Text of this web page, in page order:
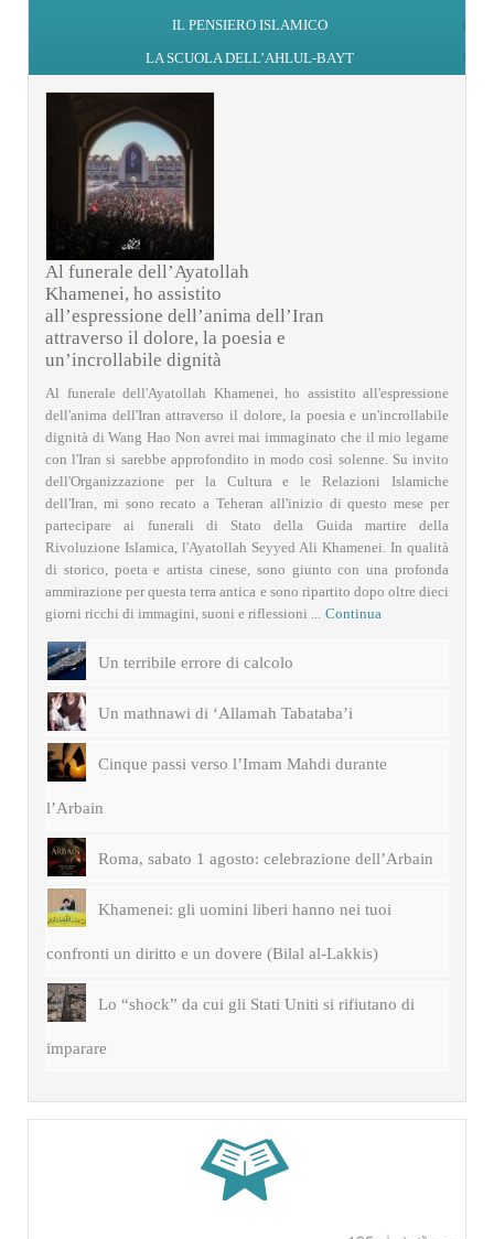
IL PENSIERO ISLAMICO
LA SCUOLA DELL’AHLUL-BAYT
Al funerale dell’Ayatollah
Khamenei, ho assistito
all’espressione dell’anima dell’Iran
attraverso il dolore, la poesia e
un’incrollabile dignità
Al funerale dell'Ayatollah Khamenei, ho assistito all'espressione
dell'anima dell'Iran attraverso il dolore, la poesia e un'incrollabile
dignità di Wang Hao Non avrei mai immaginato che il mio legame
con l'Iran si sarebbe approfondito in modo così solenne. Su invito
dell'Organizzazione per la Cultura e le Relazioni Islamiche
dell'Iran, mi sono recato a Teheran all'inizio di questo mese per
partecipare ai funerali di Stato della Guida martire della
Rivoluzione Islamica, l'Ayatollah Seyyed Ali Khamenei. In qualità
di storico, poeta e artista cinese, sono giunto con una profonda
ammirazione per questa terra antica e sono ripartito dopo oltre dieci
giorni ricchi di immagini, suoni e riflessioni ...
Continua
Un terribile errore di calcolo
Un mathnawi di ‘Allamah Tabataba’i
Cinque passi verso l’Imam Mahdi durante
l’Arbain
Roma, sabato 1 agosto: celebrazione dell’Arbain
Khamenei: gli uomini liberi hanno nei tuoi
confronti un diritto e un dovere (Bilal al-Lakkis)
Lo “shock” da cui gli Stati Uniti si rifiutano di
imparare